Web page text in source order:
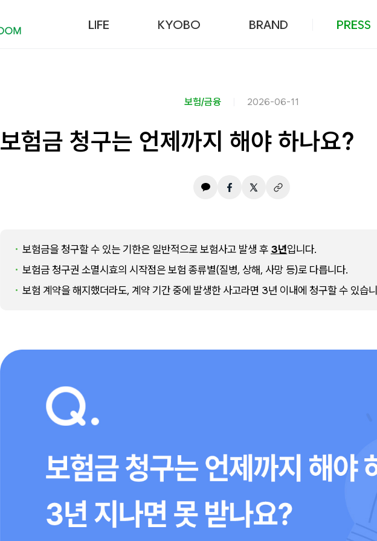
LIFE KYOBO BRAND PRESS
보험/금융 2026-06-11
보험금 청구는 언제까지 해야 하나요?
보험금을 청구할 수 있는 기한은 일반적으로 보험사고 발생 후 3년입니다.
보험금 청구권 소멸시효의 시작점은 보험 종류별(질병, 상해, 사망 등)로 다릅니다.
보험 계약을 해지했더라도, 계약 기간 중에 발생한 사고라면 3년 이내에 청구할 수 있습